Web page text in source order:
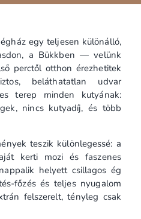
egy teljesen különálló,
a Bükkben — velünk
perctől otthon érezhetitek
beláthatatlan udvar
terep minden kutyának:
nincs kutyadíj, és több
teszik különlegessé: a
kerti mozi és faszenes
helyett csillagos ég
főzés és teljes nyugalom
felszerelt, tényleg csak